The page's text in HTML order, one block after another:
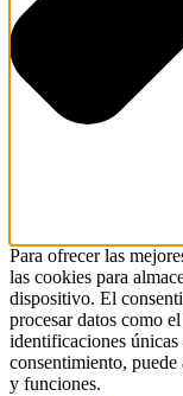
Para ofrecer las
las cookies para
dispositivo. El
procesar datos como
identificaciones
consentimiento, puede
y funciones.